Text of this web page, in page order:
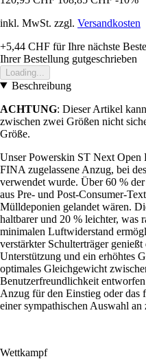
inkl. MwSt. zzgl. Versandkosten
+5,44 CHF für Ihre nächste
Ihrer Bestellung gutgeschrieben
Loading...
Beschreibung
ACHTUNG: Dieser Artikel
zwischen zwei Größen nicht
Größe.
Unser Powerskin ST Next Open
FINA zugelassene Anzug, bei
verwendet wurde. Über 60 %
aus Pre- und Post-Consumer-
Mülldeponien gelandet wären.
haltbarer und 20 % leichter, was
minimalen Luftwiderstand
verstärkter Schulterträger
Unterstützung und ein erhöhtes
optimales Gleichgewicht
Benutzerfreundlichkeit
Anzug für den Einstieg oder das
einer sympathischen Auswahl an
Wettkampf